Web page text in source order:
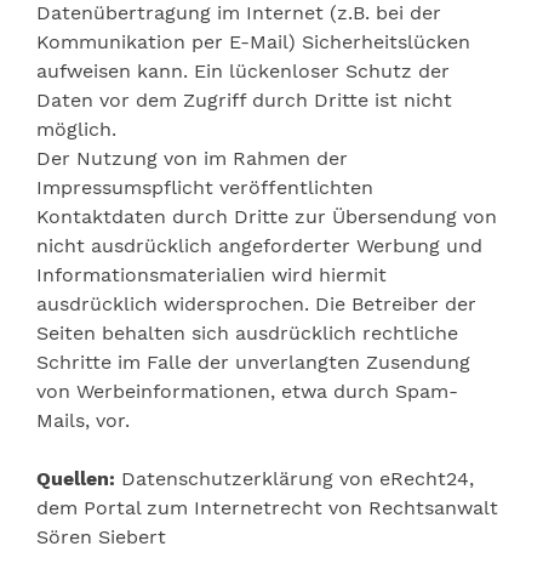
Datenübertragung im Internet (z.B. bei der
Kommunikation per E-Mail) Sicherheitslücken
aufweisen kann. Ein lückenloser Schutz der
Daten vor dem Zugriff durch Dritte ist nicht
möglich.
Der Nutzung von im Rahmen der
Impressumspflicht veröffentlichten
Kontaktdaten durch Dritte zur Übersendung von
nicht ausdrücklich angeforderter Werbung und
Informationsmaterialien wird hiermit
ausdrücklich widersprochen. Die Betreiber der
Seiten behalten sich ausdrücklich rechtliche
Schritte im Falle der unverlangten Zusendung
von Werbeinformationen, etwa durch Spam-
Mails, vor.
Quellen: Datenschutzerklärung von eRecht24,
dem Portal zum Internetrecht von Rechtsanwalt
Sören Siebert